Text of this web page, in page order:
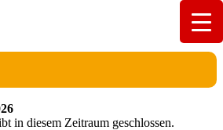
in diesem Zeitraum geschlossen.